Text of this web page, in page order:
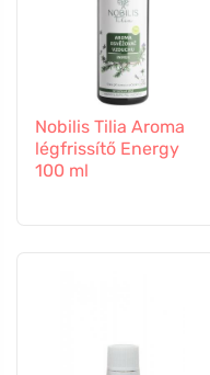
Nobilis Tilia Aroma
légfrissítő Energy
100 ml